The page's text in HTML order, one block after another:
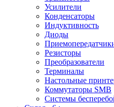
Усилители
Конденсаторы
Индуктивность
Диоды
Резисторы
Преобразователи
Терминалы
Настольные
Коммутаторы SMB
Системы